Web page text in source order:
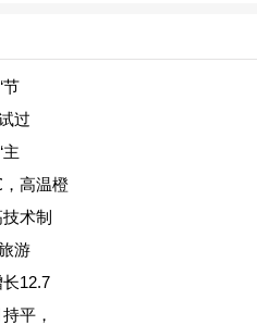
节
过
主
高温橙
术制
游
12.7
平，